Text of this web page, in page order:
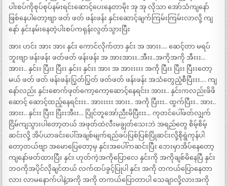
ပါးစပ်ကိုစုပ်စုပ်နမ်းရင်းဆောင့်ပေးနေတာမိုး အု အု လိုသာ အော်သံကျနော်
ဖြစ်နေပါတော့ဗျာ ဖတ် ဖတ် ဖန်းဖန်း နှင်းဆောင့်ချက်ကြမ်းကြမ်းလာလို့ ကျ
နော် နှင်းနမ်းနေတဲ့ပါးစပ်ကရုန်းလွတ်သွားပြီး
အား ဟင်း အား အား နှင်း ကောင်လိုက်တာ နှင်း အ အားး…. ဆေင့်တာ မရပ်
ဘူးဗျာ ဖန်းဖန်း ဖတ်ဖတ် ဖန်းဖန်း အ အားအားး..အီးး..အကိုအကို အီးးး…
အားး.. နှင်းး ပြီးး ပြီးး နှင်းး နှင်းး အား အ အားးးးး အကို ပြီးး ပြီးး ပြီးးတော့
မယ် ဖတ် ဖတ် ဖန်းဖန်းပြွတ်ပြွတ် ဖတ်ဖတ် ဖန်းဖန်း အသံတွေညံ့စီပြီးးး…. ကျ
နော်လည်း နှင်းစောက်ဖုတ်ကော့ကော့ဆောင့်နေရင်းး အားး.. နှင်းကလည်းဖိဖိ
ဆောင့် ဆောင့်ထည့်နေရင်းးး.. အားးးးး အားး.. အကို ပြီးးး.. ထွက်ပြီးး.. အား..
အားး.. နှင်းး ပြီးး ပြီးးအီးး… ပြိုင်တူအော်ညီးမိပြီးးး… ကုတင်ပေါ်ဖတ်လျှက်
ငြိမ်ကျသွားပါတော့တယ် အဖုတ်ထဲလီးမချွတ်သေးဘဲ အရည်တွေ စိမ့်စိမ့်
ဆင်းလို့ အိပ်ယာခင်းပေါ်အချစ်မျက်ရည်ခပ်ပြစ်ပြစ်ပြိုဆင်းလို့စိုရွဲကုန်ပါ
တော့တယ်ဗျာ အမောပြေတော့မှ နှင်းအပေါ်ကဆင်းပြီး ဘေးမှာအိပ်နေတော့
ကျနော်ဖတ်ထားပြီး နှင်း ဟုတ်ကဲ့အကိုပြောလေ နှင်းကို အကိုချစ်မိနေပြီ နှင်း
ဘဝကိုအပိုင်လိုချင်တယ် လက်ထပ်ခွင့်ပြုပါ နှင်း အကို တကယ်ပြောနေတာ
လား လာမနောက်ပါနဲ့အကို အကို တကယ်ပြောတာပါ သေချာလို့လားအကို